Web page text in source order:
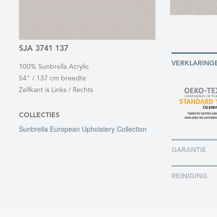
SJA 3741 137
100% Sunbrella Acrylic
54" / 137 cm breedte
Zelfkant is Links / Rechts
COLLECTIES
Sunbrella European Upholstery Collection
GARANTIE
REINIGING